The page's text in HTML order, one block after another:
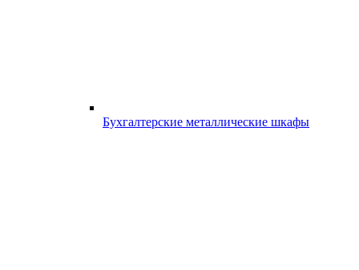
Бухгалтерские металлические шкафы